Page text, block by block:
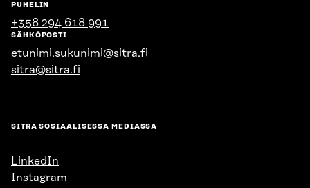
PUHELIN
+358 294 618 991
SÄHKÖPOSTI
etunimi.sukunimi@sitra.fi
sitra@sitra.fi
SITRA SOSIAALISESSA MEDIASSA
LinkedIn
Instagram